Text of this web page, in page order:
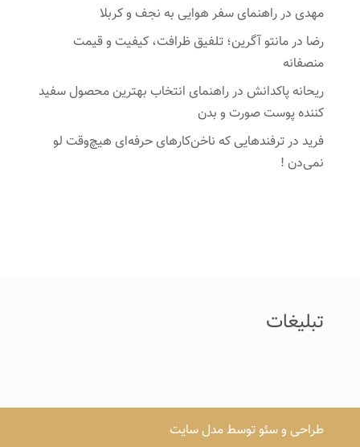
مهدیدرراهنمای سفر هوایی به نجف و کربلا
رضا درمانتو آگرین؛ تلفیق ظرافت، کیفیت و قیمت
منصفانه
ریحانه پاکدانشدرراهنمای انتخاب بهترین محصول سفید
کننده پوست صورت و بدن
فریددرترفندهایی که ناخن‌کارهای حرفه‌ای هیچ‌وقت لو
نمی‌دن !
تبلیغات
طراحی و سئو توسط مدل سایت